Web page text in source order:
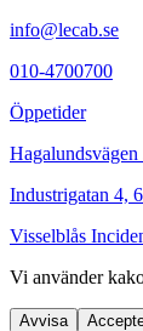
info@lecab.se
010-4700700
Öppetider
Industrigatan 4,
Visselblås
Vi använder
Avvisa